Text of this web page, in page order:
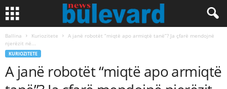
Ballina Kuriozitete
A janë robotët “miqtë apo armiqtë tanë”? Ja çfarë mendojnë
njerëzit në...
KURIOZITETE
A janë robotët “miqtë apo armiqtë